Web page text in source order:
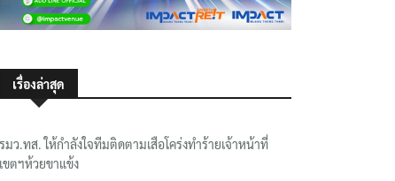
เรื่องล่าสุด
รมว.ทส. ให้กำลังใจทีมติดตามเสือโคร่งทำร้ายเจ้าหน้าที่
เขตฯห้วยขาแข้ง